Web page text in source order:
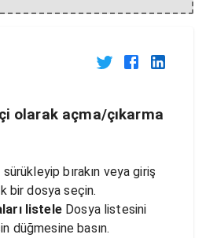
olarak açma/çıkarma
sürükleyip bırakın veya giriş
bir dosya seçin.
listeleDosya listesini
düğmesine basın.